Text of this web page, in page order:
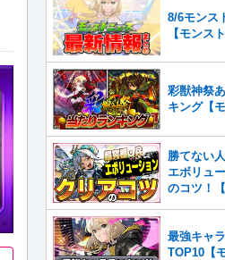
8/6モンス
【モンスト
彩獣神祭
キング【
勝てない
エボリュ
のコツ！
最強キャ
TOP10【